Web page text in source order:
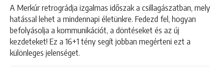
A Merkúr retrográdja izgalmas időszak a csillagászatban, mely
hatással lehet a mindennapi életünkre. Fedezd fel, hogyan
befolyásolja a kommunikációt, a döntéseket és az új
kezdeteket! Ez a 16+1 tény segít jobban megérteni ezt a
különleges jelenséget.